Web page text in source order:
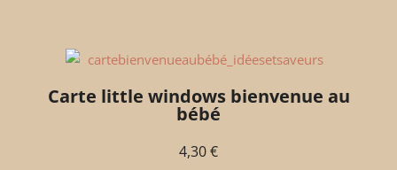
Carte little windows bienvenue au
bébé
4,30€